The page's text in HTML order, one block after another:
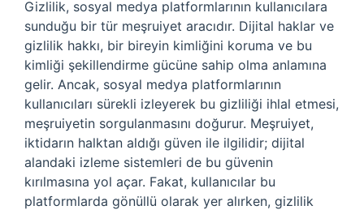
Gizlilik, sosyal medya platformlarının kullanıcılara
sunduğu bir tür meşruiyet aracıdır. Dijital haklar ve
gizlilik hakkı, bir bireyin kimliğini koruma ve bu
kimliği şekillendirme gücüne sahip olma anlamına
gelir. Ancak, sosyal medya platformlarının
kullanıcıları sürekli izleyerek bu gizliliği ihlal etmesi,
meşruiyetin sorgulanmasını doğurur. Meşruiyet,
iktidarın halktan aldığı güven ile ilgilidir; dijital
alandaki izleme sistemleri de bu güvenin
kırılmasına yol açar. Fakat, kullanıcılar bu
platformlarda gönüllü olarak yer alırken, gizlilik